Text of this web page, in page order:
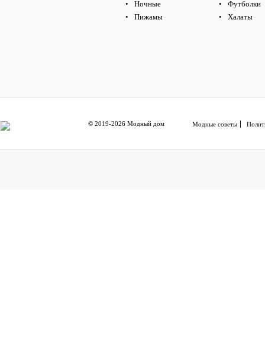
Ночные
Пижамы
Футболки
Халаты
© 2019-2026 Модный дом Модные советы